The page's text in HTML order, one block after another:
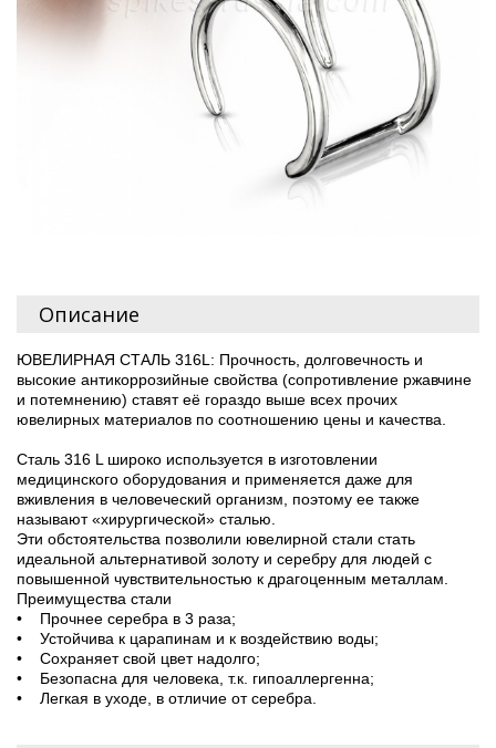
Описание
ЮВЕЛИРНАЯ СТАЛЬ 316L: Прочность, долговечность и
высокие антикоррозийные свойства (сопротивление ржавчине
и потемнению) ставят её гораздо выше всех прочих
ювелирных материалов по соотношению цены и качества.
Сталь 316 L широко используется в изготовлении
медицинского оборудования и применяется даже для
вживления в человеческий организм, поэтому ее также
называют «хирургической» сталью.
Эти обстоятельства позволили ювелирной стали стать
идеальной альтернативой золоту и серебру для людей с
повышенной чувствительностью к драгоценным металлам.
Преимущества стали
• Прочнее серебра в 3 раза;
• Устойчива к царапинам и к воздействию воды;
• Сохраняет свой цвет надолго;
• Безопасна для человека, т.к. гипоаллергенна;
• Легкая в уходе, в отличие от серебра.